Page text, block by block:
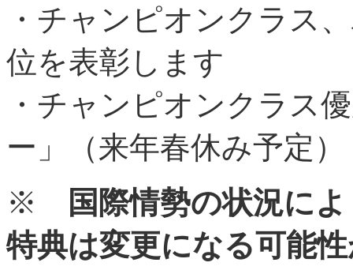
・チャンピオンクラス
位を表彰します
・チャンピオンクラス
ー」（来年春休み予定）
※
国際情勢の状況に
特典は変更になる可能